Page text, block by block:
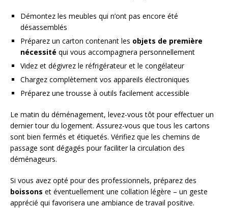
Démontez les meubles qui n’ont pas encore été
désassemblés
Préparez un carton contenant les objets de première
nécessité qui vous accompagnera personnellement
Videz et dégivrez le réfrigérateur et le congélateur
Chargez complètement vos appareils électroniques
Préparez une trousse à outils facilement accessible
Le matin du déménagement, levez-vous tôt pour effectuer un
dernier tour du logement. Assurez-vous que tous les cartons
sont bien fermés et étiquetés. Vérifiez que les chemins de
passage sont dégagés pour faciliter la circulation des
déménageurs.
Si vous avez opté pour des professionnels, préparez des
boissons et éventuellement une collation légère – un geste
apprécié qui favorisera une ambiance de travail positive.